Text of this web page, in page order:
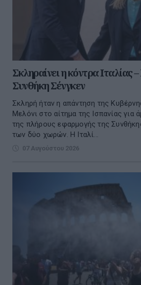
Σκληραίνει η κόντρα Ιταλίας
Συνθήκη Σένγκεν
Σκληρή ήταν η απάντηση της
Μελόνι στο αίτημα της Ισπανίας για
της πλήρους εφαρμογής της
των δύο χωρών. Η Ιταλί...
07 Αυγούστου 2026